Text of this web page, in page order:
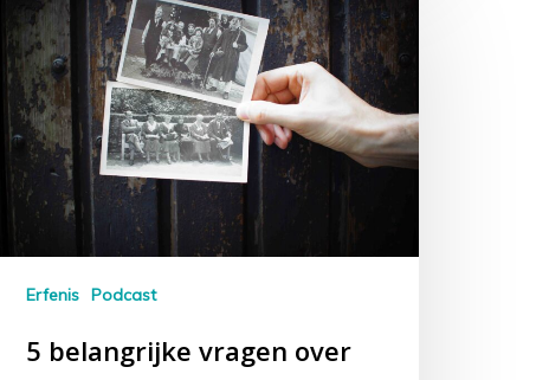
Erfenis Podcast
5 belangrijke vragen over